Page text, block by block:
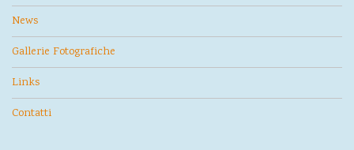
News
Gallerie Fotografiche
Links
Contatti